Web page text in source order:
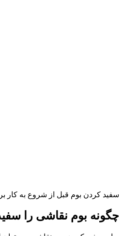
سفید کردن بوم قبل از شروع به کار
چگونه بوم نقاشی را